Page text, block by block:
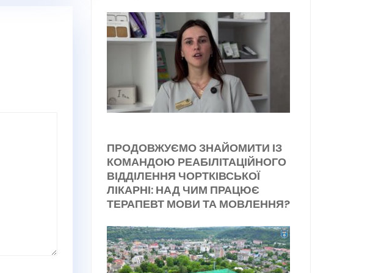
ПРОДОВЖУЄМО ЗНАЙОМИТИ ІЗ
КОМАНДОЮ РЕАБІЛІТАЦІЙНОГО
ВІДДІЛЕННЯ ЧОРТКІВСЬКОЇ
ЛІКАРНІ: НАД ЧИМ ПРАЦЮЄ
ТЕРАПЕВТ МОВИ ТА МОВЛЕННЯ?